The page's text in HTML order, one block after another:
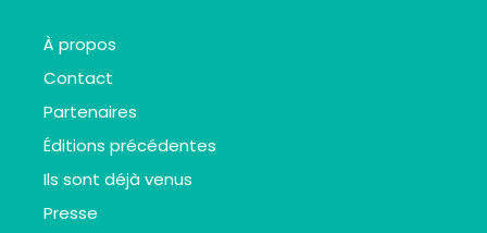
À propos
Contact
Partenaires
Éditions précédentes
Ils sont déjà venus
Presse